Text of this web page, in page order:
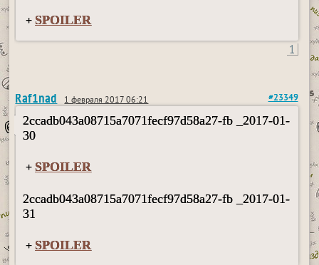
+ SPOILER
1
Raf1nad 1 февраля 2017 06:21 #23349
2ccadb043a08715a7071fecf97d58a27-fb _2017-01-
30
+ SPOILER
2ccadb043a08715a7071fecf97d58a27-fb _2017-01-
31
+ SPOILER